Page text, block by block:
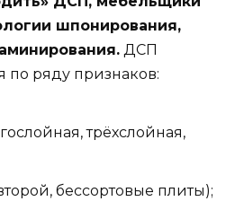
шпонирования,
ДСП
по ряду признаков:
трёхслойная,
бессортовые плиты);